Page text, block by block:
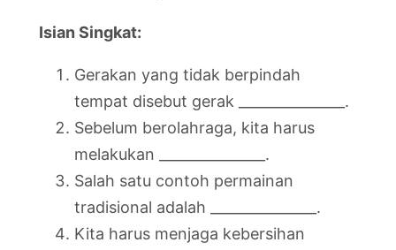
Isian Singkat:
Gerakan yang tidak berpindah
tempat disebut gerak _______________.
Sebelum berolahraga, kita harus
melakukan _______________.
Salah satu contoh permainan
tradisional adalah _______________.
Kita harus menjaga kebersihan